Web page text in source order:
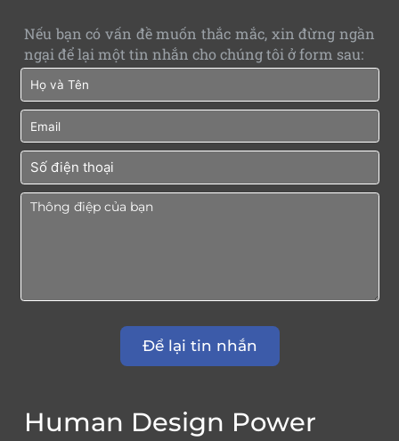
Human Design Power
Nếu bạn có vấn đề muốn thắc mắc, xin đừng ngần
ngại để lại một tin nhắn cho chúng tôi ở form sau: